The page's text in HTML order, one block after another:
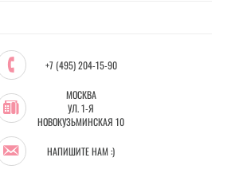
+7 (495) 204-15-90
МОСКВА
УЛ. 1-Я
НОВОКУЗЬМИНСКАЯ 10
НАПИШИТЕ НАМ :)